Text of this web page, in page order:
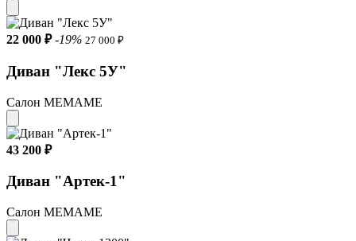
22 000 ₽ -19% 27 000 ₽
Диван "Лекс 5У"
Салон МЕМАМЕ
43 200 ₽
Диван "Артек-1"
Салон МЕМАМЕ